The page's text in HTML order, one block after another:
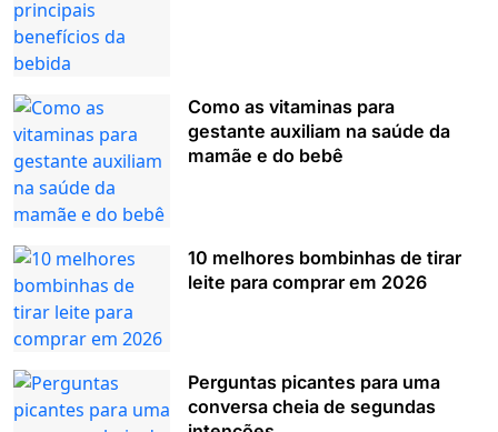
Como as vitaminas para
gestante auxiliam na saúde da
mamãe e do bebê
10 melhores bombinhas de tirar
leite para comprar em 2026
Perguntas picantes para uma
conversa cheia de segundas